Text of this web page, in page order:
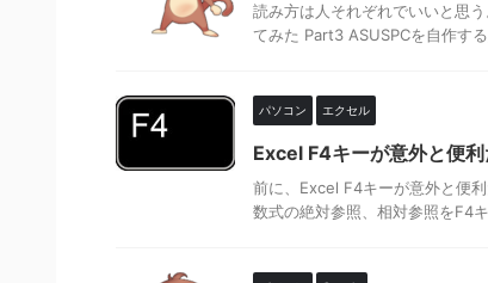
読み方は人それぞれでいいと思
てみた Part3 ASUSPCを自作す
パソコン エクセル
Excel F4キーが意外と便
前に、Excel F4キーが意外と便
数式の絶対参照、相対参照をF4